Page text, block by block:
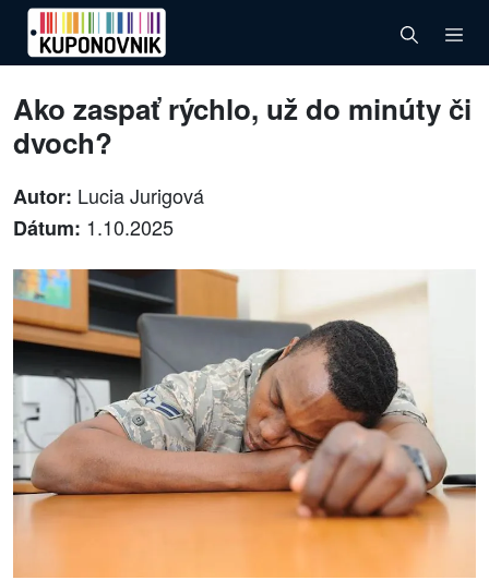
Ako zaspať rýchlo, už do minúty či
dvoch?
Autor: Lucia Jurigová
Dátum: 1.10.2025